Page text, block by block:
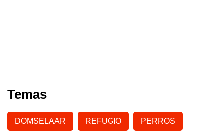
Temas
DOMSELAAR REFUGIO PERROS